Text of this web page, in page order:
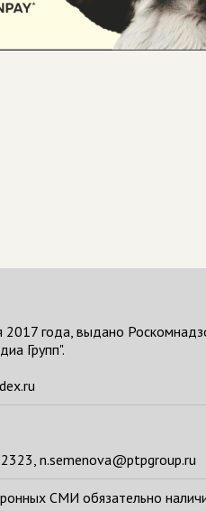
года, выдано
Групп".
n.semenova@ptpgroup.ru
СМИ обязательно